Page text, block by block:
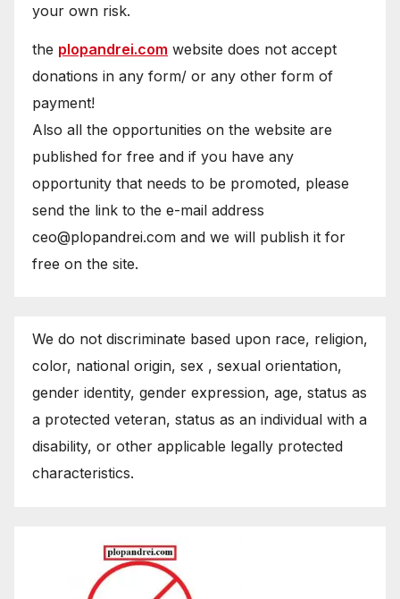
your own risk.
the plopandrei.com website does not accept
donations in any form/ or any other form of
payment!
Also all the opportunities on the website are
published for free and if you have any
opportunity that needs to be promoted, please
send the link to the e-mail address
ceo@plopandrei.com and we will publish it for
free on the site.
We do not discriminate based upon race, religion,
color, national origin, sex , sexual orientation,
gender identity, gender expression, age, status as
a protected veteran, status as an individual with a
disability, or other applicable legally protected
characteristics.